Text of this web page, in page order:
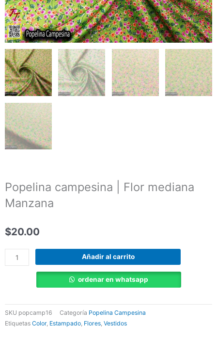
Popelina campesina | Flor mediana
Manzana
$20.00
Popelina
campesina
Manzana
cantidad
Añadir al carrito
ordenar en whatsapp
SKU popcamp16 Categoría Popelina Campesina
Etiquetas Color, Estampado Flores Vestidos